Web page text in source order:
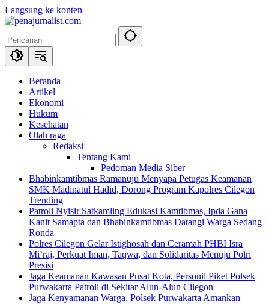
Langsung ke konten
Beranda
Artikel
Ekonomi
Hukum
Kesehatan
Olah raga
Redaksi
Tentang Kami
Pedoman Media Siber
Bhabinkamtibmas Ramanuju Menyapa Petugas Keamanan
SMK Madinatul Hadid, Dorong Program Kapolres Cilegon
Trending
Patroli Nyisir Satkamling Edukasi Kamtibmas, Ipda Gana
Kanit Samapta dan Bhabinkamtibmas Datangi Warga Sedang
Ronda
Polres Cilegon Gelar Istighosah dan Ceramah PHBI Isra
Mi’raj, Perkuat Iman, Taqwa, dan Solidaritas Menuju Polri
Presisi
Jaga Keamanan Kawasan Pusat Kota, Personil Piket Polsek
Purwakarta Patroli di Sekitar Alun-Alun Cilegon
Jaga Kenyamanan Warga, Polsek Purwakarta Amankan